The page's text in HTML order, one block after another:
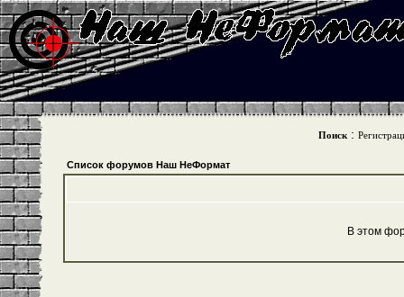
Поиск :
Список форумов Наш НеФормат
В этом